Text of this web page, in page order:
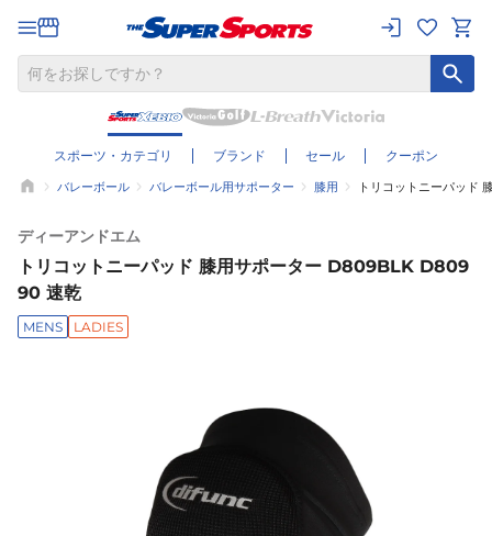
スポーツ・カテゴリ ブランド セール クーポン
バレーボール バレーボール用サポーター 膝用 トリコットニーパッド
ディーアンドエム
トリコットニーパッド 膝用サポーター D809BLK D809
90 速乾
MENS LADIES